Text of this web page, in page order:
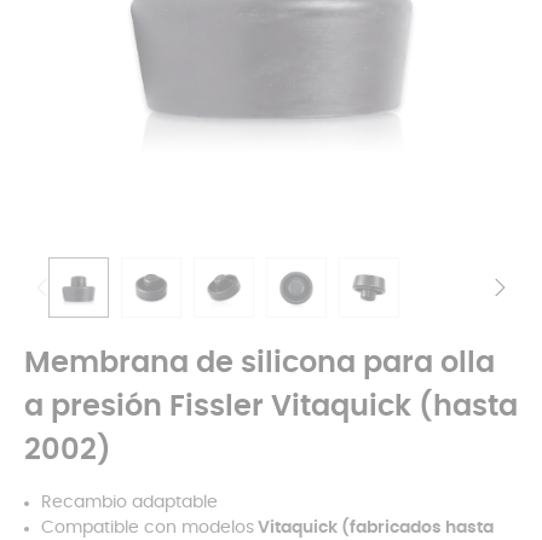
Membrana de silicona para olla
a presión Fissler Vitaquick (hasta
2002)
Recambio adaptable
Compatible con modelos Vitaquick (fabricados hasta